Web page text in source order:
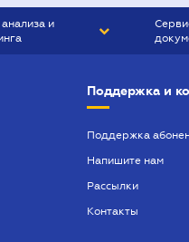
и
Поддержка и
Поддержка
Напишите нам
Рассылки
Контакты